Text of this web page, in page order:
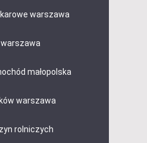
warszawa
małopolska
warszawa
rolniczych